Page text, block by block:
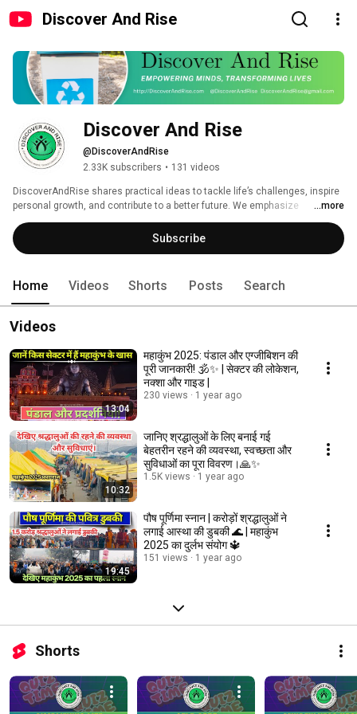
Discover And Rise
Discover And Rise
@DiscoverAndRise
2.33K subscribers • 131 videos
DiscoverAndRise shares practical ideas to tackle life’s challenges, inspire
personal growth, and contribute to a better future. We emphasize
awareness, action, and building a caring community.
...more
Subscribe
Home Videos Shorts Posts Search
Videos
13:04
महाकुंभ 2025: पंडाल और एग्जीबिशन की
पूरी जानकारी! 🕉✨ | सेक्टर की लोकेशन,
नक्शा और गाइड |
230 views 1 year ago
10:32
जानिए श्रद्धालुओं के लिए बनाई गई
बेहतरीन रहने की व्यवस्था, स्वच्छता और
सुविधाओं का पूरा विवरण।🙏✨
1.5K views 1 year ago
19:45
पौष पूर्णिमा स्नान | करोड़ों श्रद्धालुओं ने
लगाई आस्था की डुबकी 🌊 | महाकुंभ
2025 का दुर्लभ संयोग 🔱
151 views 1 year ago
Shorts